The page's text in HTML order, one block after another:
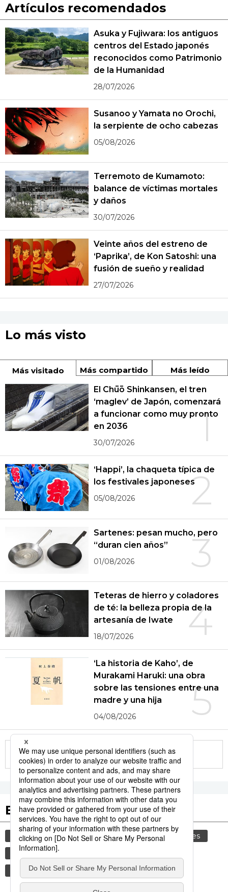
Artículos recomendados
Asuka y Fujiwara: los antiguos
centros del Estado japonés
reconocidos como Patrimonio
de la Humanidad
28/07/2026
Susanoo y Yamata no Orochi,
la serpiente de ocho cabezas
05/08/2026
Terremoto de Kumamoto:
balance de víctimas mortales
y daños
30/07/2026
Veinte años del estreno de
‘Paprika’, de Kon Satoshi: una
fusión de sueño y realidad
27/07/2026
Lo más visto
Más visitado Más compartido Más leído
1
El Chūō Shinkansen, el tren
‘maglev’ de Japón, comenzará
a funcionar como muy pronto
en 2036
30/07/2026
2
‘Happi’, la chaqueta típica de
los festivales japoneses
05/08/2026
3
Sartenes: pesan mucho, pero
“duran cien años”
01/08/2026
4
Teteras de hierro y coladores
de té: la belleza propia de la
artesanía de Iwate
18/07/2026
5
‘La historia de Kaho’, de
Murakami Haruki: una obra
sobre las tensiones entre una
madre y una hija
04/08/2026
More in this series
Etiquetas destacadas
cultura gastronomía comida
modales
gastronomía japonesa
sociedad
cortesía tradiciones